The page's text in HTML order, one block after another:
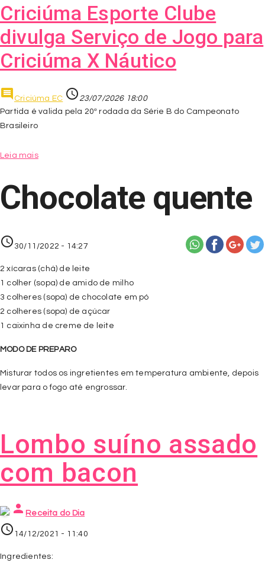
Criciúma Esporte Clube
divulga Serviço de Jogo para
Criciúma X Náutico
comment Criciúma EC access_time23/07/2026 18:00
Partida é valida pela 20ª rodada da Série B do Campeonato
Brasileiro
Leia mais
Chocolate quente
access_time 30/11/2022 - 14:27
2 xícaras (chá) de leite
1 colher (sopa) de amido de milho
3 colheres (sopa) de chocolate em pó
2 colheres (sopa) de açúcar
1 caixinha de creme de leite
MODO DE PREPARO
Misturar todos os ingretientes em temperatura ambiente, depois
levar para o fogo até engrossar.
Lombo suíno assado
com bacon
person Receita do Dia
access_time 14/12/2021 - 11:40
Ingredientes: